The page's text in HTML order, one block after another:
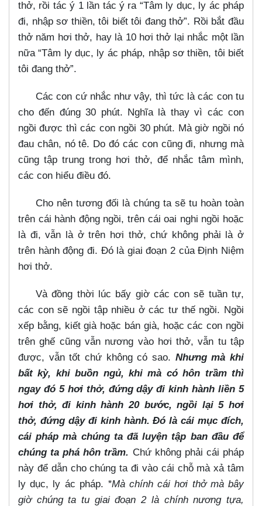
thở, rồi tác ý 1 lần tác ý ra “Tâm ly dục, ly ác pháp
đi, nhập sơ thiền, tôi biết tôi đang thở”. Rồi bắt đầu
thở năm hơi thở, hay là 10 hơi thở lại nhắc một lần
nữa “Tâm ly dục, ly ác pháp, nhập sơ thiền, tôi biết
tôi đang thở”.
Các con cứ nhắc như vậy, thì tức là các con tu
cho đến đúng 30 phút. Nghĩa là thay vì các con
ngồi được thì các con ngồi 30 phút. Mà giờ ngồi nó
đau chân, nó tê. Do đó các con cũng đi, nhưng mà
cũng tập trung trong hơi thở, để nhắc tâm mình,
các con hiểu điều đó.
Cho nên tương đối là chúng ta sẽ tu hoàn toàn
trên cái hành động ngồi, trên cái oai nghi ngồi hoặc
là đi, vẫn là ở trên hơi thở, chứ không phải là ở
trên hành động đi. Đó là giai đoạn 2 của Định Niệm
hơi thở.
Và đồng thời lúc bấy giờ các con sẽ tuần tự,
các con sẽ ngồi tập nhiều ở các tư thế ngồi. Ngồi
xếp bằng, kiết già hoặc bán già, hoặc các con ngồi
trên ghế cũng vẫn nương vào hơi thở, vẫn tu tập
được, vẫn tốt chứ không có sao. Nhưng mà khi
bất kỳ, khi buồn ngủ, khi mà có hôn trầm thì
ngay đó 5 hơi thở, đứng dậy đi kinh hành liền 5
hơi thở, đi kinh hành 20 bước, ngồi lại 5 hơi
thở, đứng dậy đi kinh hành. Đó là cái mục đích,
cái pháp mà chúng ta đã luyện tập ban đầu để
chúng ta phá hôn trầm. Chứ không phải cái pháp
này để dẫn cho chúng ta đi vào cái chỗ mà xả tâm
ly dục, ly ác pháp. *Mà chính cái hơi thở mà bây
giờ chúng ta tu giai đoạn 2 là chính nương tựa,